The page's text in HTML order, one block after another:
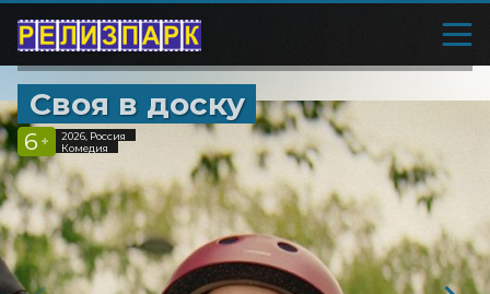
Своя в доску
6 +
2026, Россия
Комедия